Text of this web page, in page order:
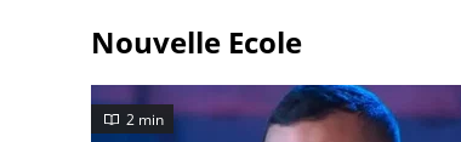
Nouvelle Ecole
2 min